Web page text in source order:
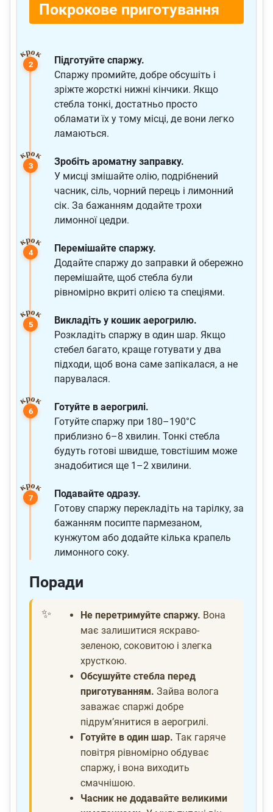
Покрокове приготування
Підготуйте спаржу.
Спаржу промийте, добре обсушіть і
зріжте жорсткі нижні кінчики. Якщо
стебла тонкі, достатньо просто
обламати їх у тому місці, де вони легко
ламаються.
Зробіть ароматну заправку.
У мисці змішайте олію, подрібнений
часник, сіль, чорний перець і лимонний
сік. За бажанням додайте трохи
лимонної цедри.
Перемішайте спаржу.
Додайте спаржу до заправки й обережно
перемішайте, щоб стебла були
рівномірно вкриті олією та спеціями.
Викладіть у кошик аерогрилю.
Розкладіть спаржу в один шар. Якщо
стебел багато, краще готувати у два
підходи, щоб вона саме запікалася, а не
парувалася.
Готуйте в аерогрилі.
Готуйте спаржу при 180–190°C
приблизно 6–8 хвилин. Тонкі стебла
будуть готові швидше, товстішим може
знадобитися ще 1–2 хвилини.
Подавайте одразу.
Готову спаржу перекладіть на тарілку, за
бажанням посипте пармезаном,
кунжутом або додайте кілька крапель
лимонного соку.
Поради
Не перетримуйте спаржу. Вона
має залишитися яскраво-
зеленою, соковитою і злегка
хрусткою.
Обсушуйте стебла перед
приготуванням. Зайва волога
заважає спаржі добре
підрум’янитися в аерогрилі.
Готуйте в один шар. Так гаряче
повітря рівномірно обдуває
спаржу, і вона виходить
смачнішою.
Часник не додавайте великими